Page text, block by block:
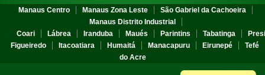
Manaus Centro Manaus Zona Leste
São Gabriel da Cachoeira
Manaus Distrito Industrial
Coari
Lábrea Iranduba Maués Parintins Tabatinga
Figueiredo
Itacoatiara Humaitá Manacapuru Eirunepé
Tefé
do Acre